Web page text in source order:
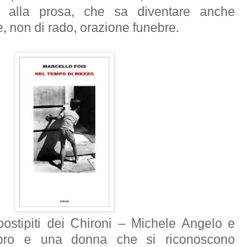
alla prosa, che sa diventare anche
non di rado, orazione funebre.
dei Chironi – Michele Angelo e
e una donna che si riconoscono